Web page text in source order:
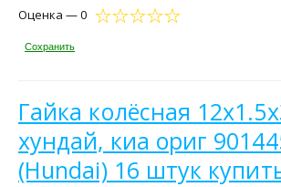
Оценка — 0
Сохранить
Гайка колёсная
хундай, киа ориг
(Hundai) 16 штук